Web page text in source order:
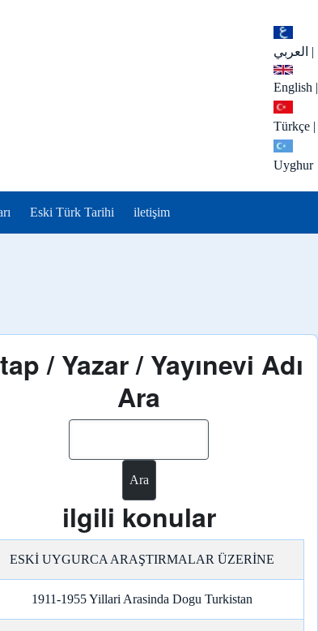
العربي |
English |
Türkçe |
Uyghur
Eski Türk Tarihi iletişim
/ Yazar / Yayınevi Adı
Ara
ilgili konular
ESKİ UYGURCA ARAŞTIRMALAR ÜZERİNE
1911-1955 Yillari Arasinda Dogu Turkistan